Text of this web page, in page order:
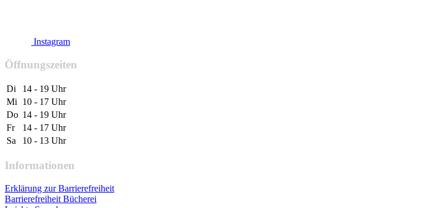
Instagram
Öffnungszeiten
Di
14 - 19 Uhr
Mi
10 - 17 Uhr
Do 14 - 19 Uhr
Fr
14 - 17 Uhr
Sa
10 - 13 Uhr
Informationen
Erklärung zur Barrierefreiheit
Barrierefreiheit Bücherei